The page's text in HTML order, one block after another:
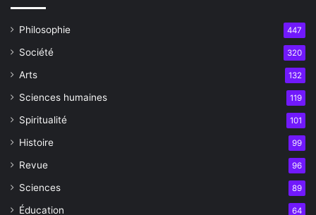
Philosophie 447
Société 320
Arts 132
Sciences humaines 119
Spiritualité 101
Histoire 99
Revue 96
Sciences 89
Éducation 64